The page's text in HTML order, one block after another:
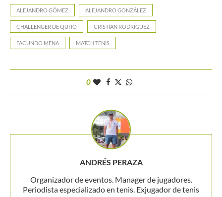
ALEJANDRO GÓMEZ ALEJANDRO GONZÁLEZ
CHALLENGER DE QUITO CRISTIAN RODRÍGUEZ
FACUNDO MENA MATCH TENIS
0
ANDRÉS PERAZA
Organizador de eventos. Manager de jugadores.
Periodista especializado en tenis. Exjugador de tenis